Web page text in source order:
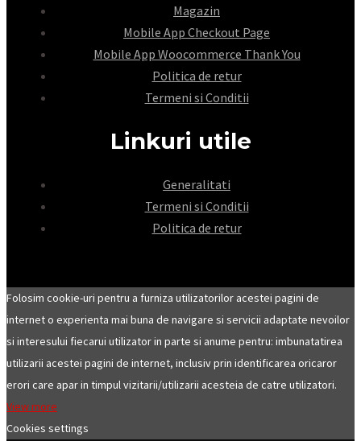
Magazin
Mobile App Checkout Page
Mobile App Woocommerce Thank You
Politica de retur
Termeni si Conditii
Linkuri utile
Generalitati
Termeni si Conditii
Politica de retur
Folosim cookie-uri pentru a furniza utilizatorilor acestei pagini de
internet o experienta mai buna de navigare si servicii adaptate nevoilor
si interesului fiecarui utilizator in parte si anume pentru: imbunatatirea
utilizarii acestei pagini de internet, inclusiv prin identificarea oricaror
erori care apar in timpul vizitarii/utilizarii acesteia de catre utilizatori.
View more
Cookies settings